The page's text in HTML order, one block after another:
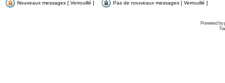
Nouveaux messages [ Verrouillé ] Pas de nouveaux messages [ Verrouillé ]
Powered by